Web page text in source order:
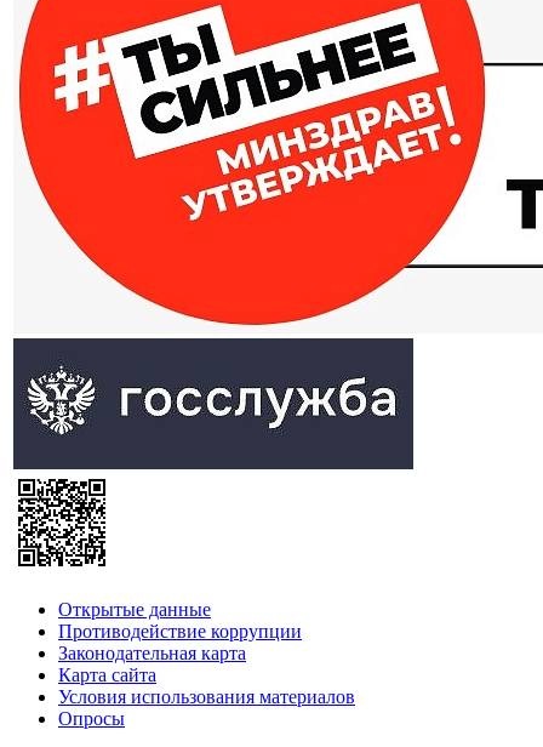
Открытые данные
Противодействие коррупции
Законодательная карта
Карта сайта
Условия использования материалов
Опросы